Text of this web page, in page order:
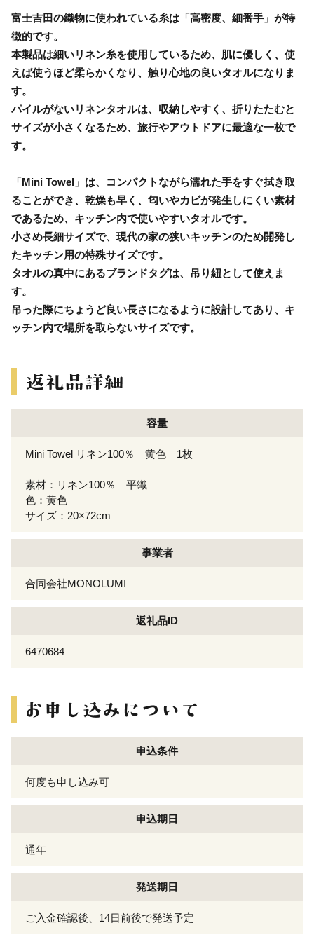
富士吉田の織物に使われている糸は「高密度、細番手」が特
徴的です。
本製品は細いリネン糸を使用しているため、肌に優しく、使
えば使うほど柔らかくなり、触り心地の良いタオルになりま
す。
パイルがないリネンタオルは、収納しやすく、折りたたむと
サイズが小さくなるため、旅行やアウトドアに最適な一枚で
す。
「Mini Towel」は、コンパクトながら濡れた手をすぐ拭き取
ることができ、乾燥も早く、匂いやカビが発生しにくい素材
であるため、キッチン内で使いやすいタオルです。
小さめ長細サイズで、現代の家の狭いキッチンのため開発し
たキッチン用の特殊サイズです。
タオルの真中にあるブランドタグは、吊り紐として使えま
す。
吊った際にちょうど良い長さになるように設計してあり、キ
ッチン内で場所を取らないサイズです。
容量
Mini Towel リネン100％ 黄色 1枚
素材：リネン100％ 平織
色：黄色
サイズ：20×72cm
事業者
合同会社MONOLUMI
返礼品ID
6470684
申込条件
何度も申し込み可
申込期日
通年
発送期日
ご入金確認後、14日前後で発送予定